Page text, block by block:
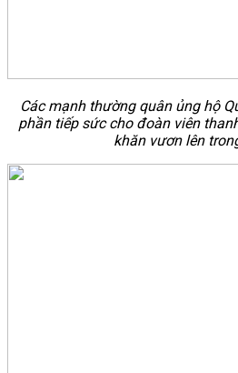
Các mạnh thường quân ủng hộ
phần tiếp sức cho đoàn viên
khăn vươn lên